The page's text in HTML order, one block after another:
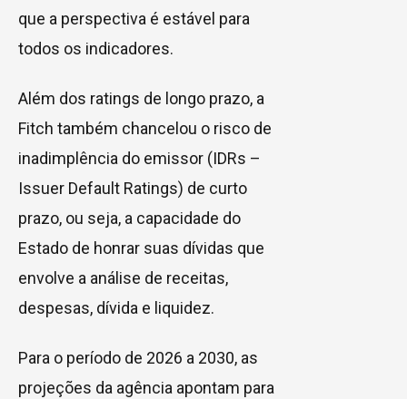
que a perspectiva é estável para
todos os indicadores.
Além dos ratings de longo prazo, a
Fitch também chancelou o risco de
inadimplência do emissor (IDRs –
Issuer Default Ratings) de curto
prazo, ou seja, a capacidade do
Estado de honrar suas dívidas que
envolve a análise de receitas,
despesas, dívida e liquidez.
Para o período de 2026 a 2030, as
projeções da agência apontam para